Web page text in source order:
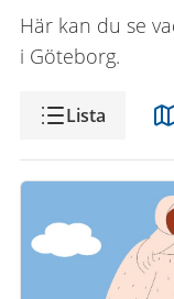
Här kan du se
i Göteborg.
VisningLista